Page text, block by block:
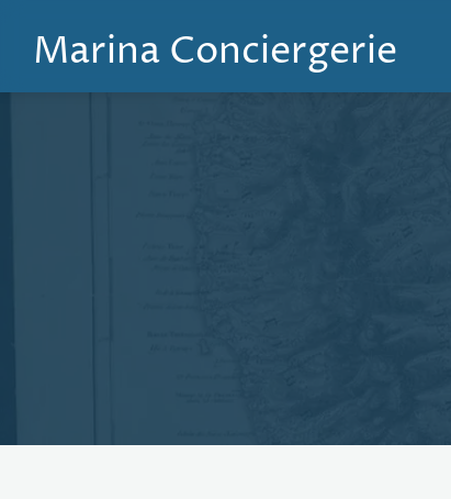
Marina Conciergerie